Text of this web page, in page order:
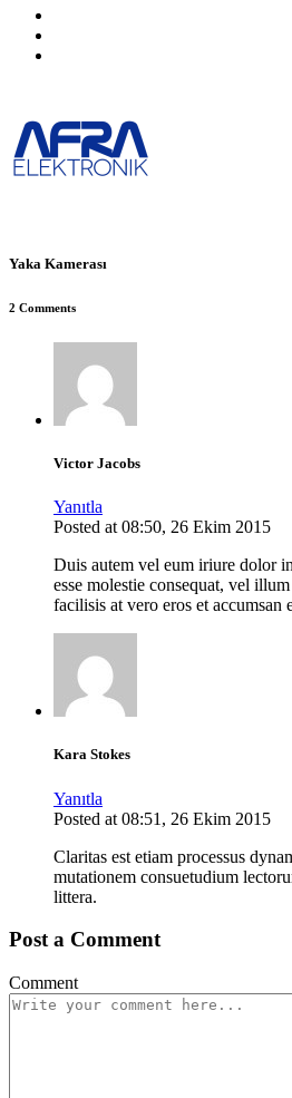
Yaka Kamerası
2 Comments
Victor Jacobs
Yanıtla
Posted at 08:50, 26 Ekim 2015
Duis autem vel eum iriure dolor
esse molestie consequat, vel
facilisis at vero eros et accumsan
Kara Stokes
Yanıtla
Posted at 08:51, 26 Ekim 2015
Claritas est etiam processus
mutationem consuetudium
littera.
Post a Comment
Comment